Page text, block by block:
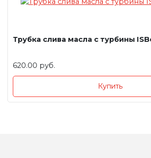
Трубка слива масла с турбины
620.00 руб.
Купить